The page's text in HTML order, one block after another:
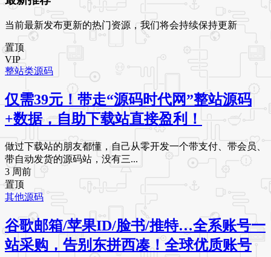
当前最新发布更新的热门资源，我们将会持续保持更新
置顶
VIP
整站类源码
仅需39元！带走“源码时代网”整站源码
+数据，自助下载站直接盈利！
做过下载站的朋友都懂，自己从零开发一个带支付、带会员、
带自动发货的源码站，没有三...
3 周前
置顶
其他源码
谷歌邮箱/苹果ID/脸书/推特…全系账号一
站采购，告别东拼西凑！全球优质账号